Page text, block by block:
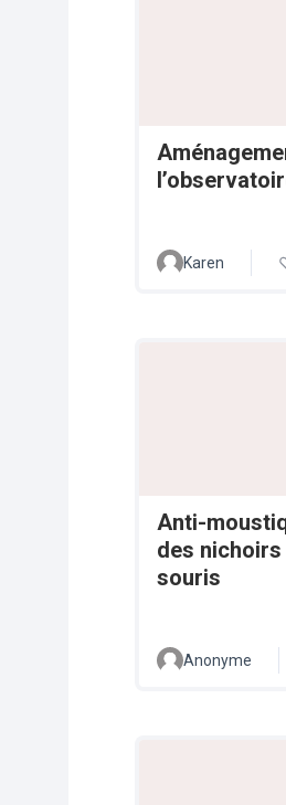
Karen
Anti-
des
souris
Anonyme